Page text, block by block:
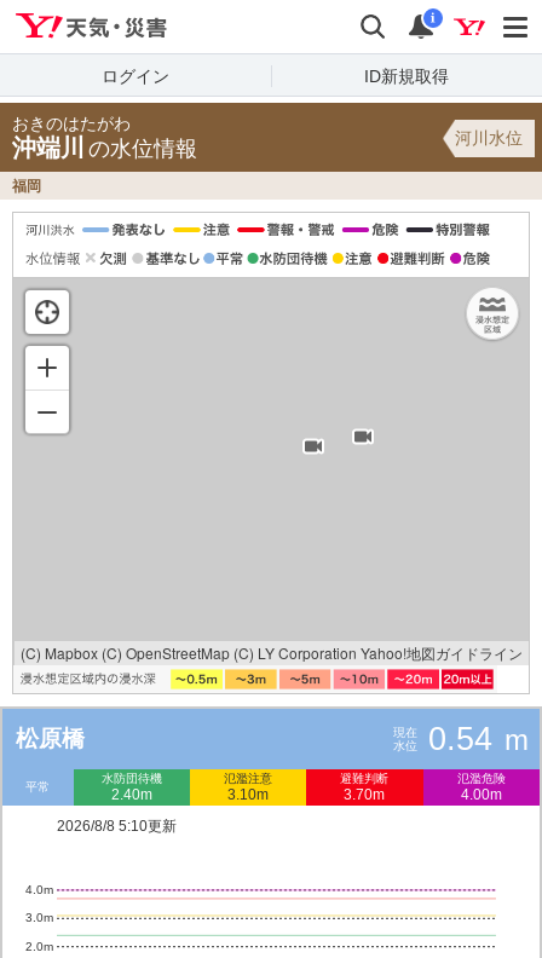
検索 通知
i
ログイン ID新規取得
おきのはたがわ
沖端川 の水位情報 河川水位
福岡
(C) Mapbox (C) OpenStreetMap (C) LY Corporation Yahoo!地図ガイドライン
松原橋
現在
水位
0.54 m
平常
水防団待機
2.40m
氾濫注意
3.10m
避難判断
3.70m
氾濫危険
4.00m
2026/8/8 5:10更新
2.0m
3.0m
4.0m